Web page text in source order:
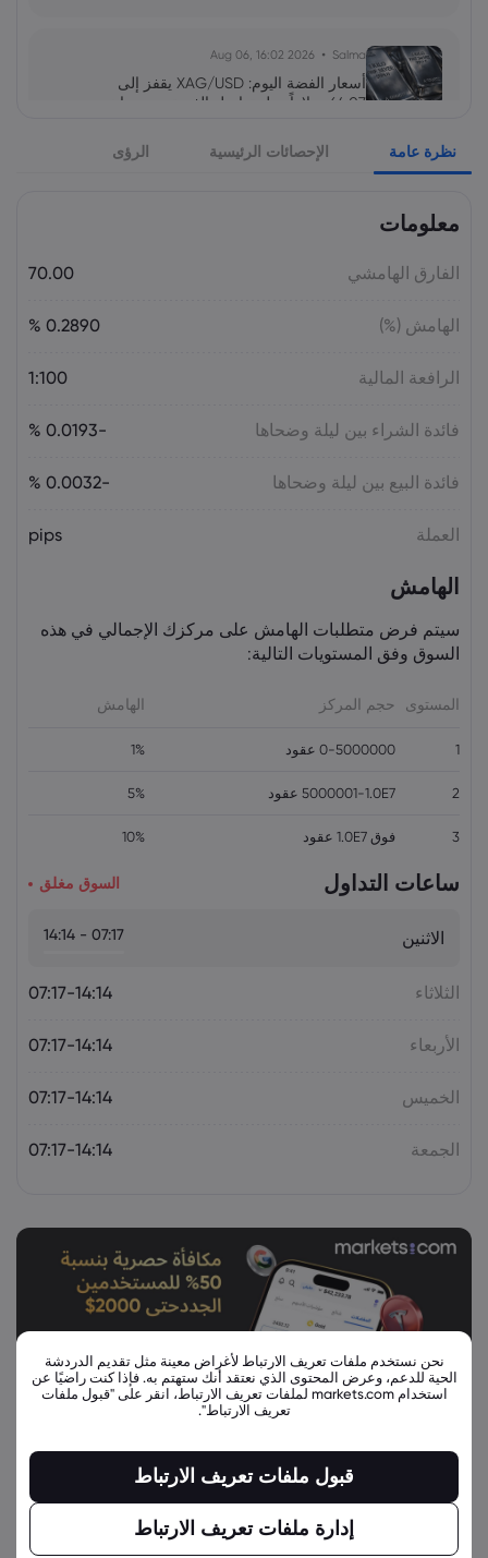
Salma
2026 Aug 06, 16:02
أسعار الفضة اليوم: XAG/USD يقفز إلى
64.07 دولاراً.. هل تواصل الفضة صعودها نحو
Salma
2026 Aug 05, 16:02
نظرة عامة الإحصائات الرئيسية الرؤى
معلومات
الفارق الهامشي 70.00
الهامش (%) 0.2890 %
الرافعة المالية 1:100
فائدة الشراء بين ليلة وضحاها -0.0193 %
فائدة البيع بين ليلة وضحاها -0.0032 %
العملة pips
الهامش
سيتم فرض متطلبات الهامش على مركزك الإجمالي في هذه
السوق وفق المستويات التالية:
المستوى حجم المركز الهامش
1 0-5000000 عقود 1%
2 5000001-1.0E7 عقود 5%
3 فوق 1.0E7 عقود 10%
ساعات التداول السوق مغلق
الاثنين 07:17 - 14:14
الثلاثاء 07:17-14:14
الأربعاء 07:17-14:14
الخميس 07:17-14:14
الجمعة 07:17-14:14
نحن نستخدم ملفات تعريف الارتباط لأغراض معينة مثل تقديم الدردشة
الحية للدعم، وعرض المحتوى الذي نعتقد أنك ستهتم به. فإذا كنت راضيًا عن
استخدام markets.com لملفات تعريف الارتباط، انقر على "قبول ملفات
تعريف الارتباط".
قبول ملفات تعريف الارتباط
إدارة ملفات تعريف الارتباط